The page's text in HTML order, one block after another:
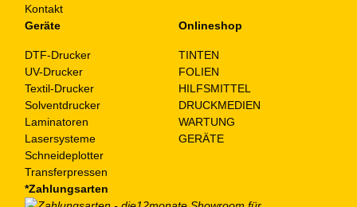
Kontakt
Geräte
DTF-Drucker
UV-Drucker
Textil-Drucker
Solventdrucker
Laminatoren
Lasersysteme
Schneideplotter
Transferpressen
Onlineshop
TINTEN
FOLIEN
HILFSMITTEL
DRUCKMEDIEN
WARTUNG
GERÄTE
*Zahlungsarten